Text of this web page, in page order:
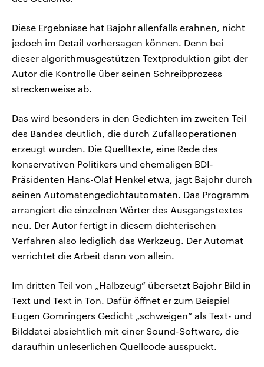
Diese Ergebnisse hat Bajohr allenfalls erahnen, nicht
jedoch im Detail vorhersagen können. Denn bei
dieser algorithmusgestützen Textproduktion gibt der
Autor die Kontrolle über seinen Schreibprozess
streckenweise ab.
Das wird besonders in den Gedichten im zweiten Teil
des Bandes deutlich, die durch Zufallsoperationen
erzeugt wurden. Die Quelltexte, eine Rede des
konservativen Politikers und ehemaligen BDI-
Präsidenten Hans-Olaf Henkel etwa, jagt Bajohr durch
seinen Automatengedichtautomaten. Das Programm
arrangiert die einzelnen Wörter des Ausgangstextes
neu. Der Autor fertigt in diesem dichterischen
Verfahren also lediglich das Werkzeug. Der Automat
verrichtet die Arbeit dann von allein.
Im dritten Teil von „Halbzeug“ übersetzt Bajohr Bild in
Text und Text in Ton. Dafür öffnet er zum Beispiel
Eugen Gomringers Gedicht „schweigen“ als Text- und
Bilddatei absichtlich mit einer Sound-Software, die
daraufhin unleserlichen Quellcode ausspuckt.